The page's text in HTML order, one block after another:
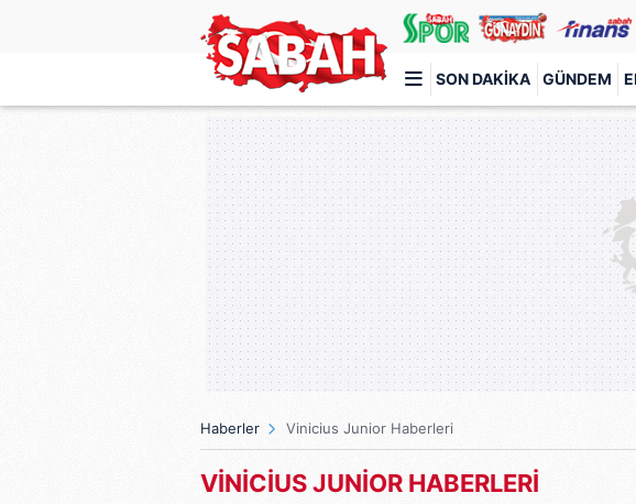
SON DAKIKA GÜNDEM
Türkiye'nin en iyi haber sitesi
Haberler Vinicius Junior Haberleri
VİNİCİUS JUNİOR HABERLERİ